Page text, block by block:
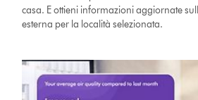
casa. E ottieni informazioni aggiornate
esterna per la località selezionata.